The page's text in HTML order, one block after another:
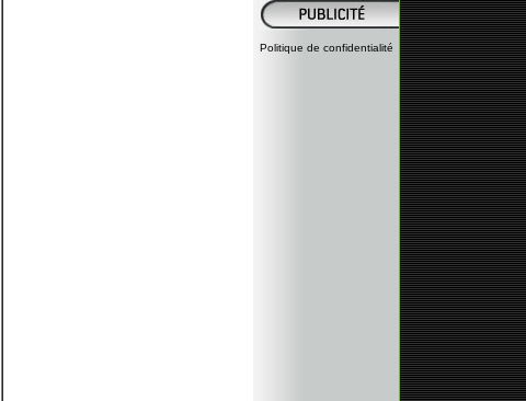
Politique de confidentialité